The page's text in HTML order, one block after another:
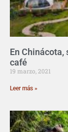
En
café
19 marzo, 2021
Leer más »